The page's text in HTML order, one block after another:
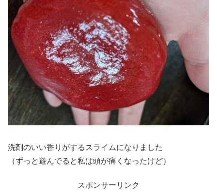
洗剤のいい香りがするスライムになりました
（ずっと遊んでると私は頭が痛くなったけど）
スポンサーリンク